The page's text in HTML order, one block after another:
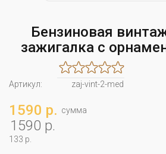
Бензиновая
зажигалка с
Артикул:
zaj-vint-2-med
1590 р. сумма
1590 р.
133 р.